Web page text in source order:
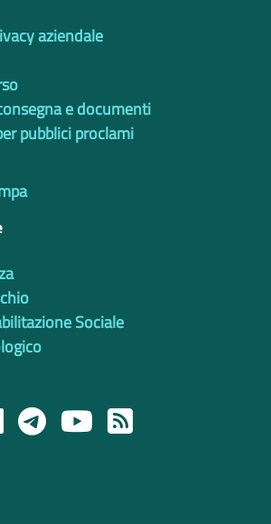
aziendale
e documenti
pubblici proclami
Sociale